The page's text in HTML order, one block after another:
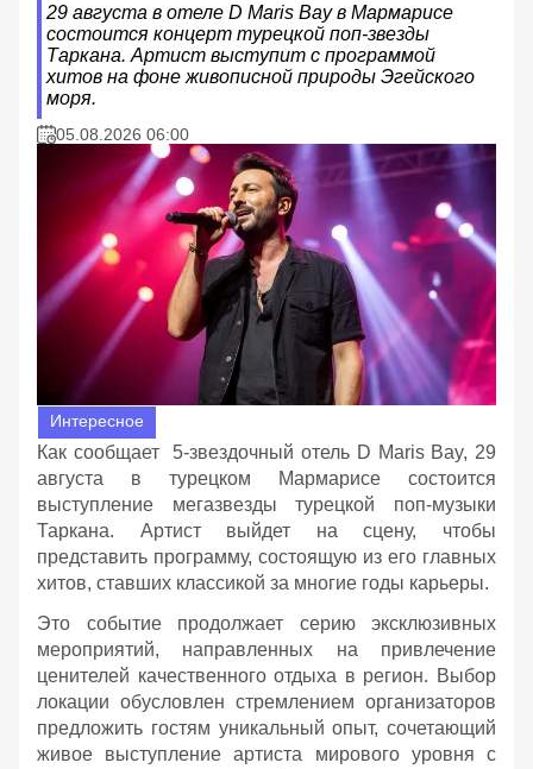
29 августа в отеле D Maris Bay в Мармарисе
состоится концерт турецкой поп-звезды
Таркана. Артист выступит с программой
хитов на фоне живописной природы Эгейского
моря.
05.08.2026 06:00
Интересное
Как сообщает 5-звездочный отель D Maris Bay, 29
августа в турецком Мармарисе состоится
выступление мегазвезды турецкой поп-музыки
Таркана. Артист выйдет на сцену, чтобы
представить программу, состоящую из его главных
хитов, ставших классикой за многие годы карьеры.
Это событие продолжает серию эксклюзивных
мероприятий, направленных на привлечение
ценителей качественного отдыха в регион. Выбор
локации обусловлен стремлением организаторов
предложить гостям уникальный опыт, сочетающий
живое выступление артиста мирового уровня с